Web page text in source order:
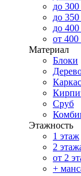
до 300
до 350
до 400
от 400
Материал
Блоки
Каркас
Сруб
Этажность
1 этаж
2
от 2
+